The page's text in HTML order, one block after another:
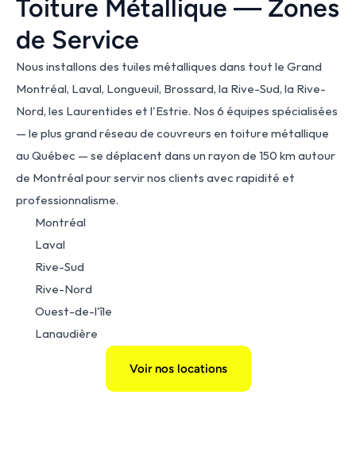
Toiture Métallique — Zones
de Service
Nous installons des tuiles métalliques dans tout le Grand
Montréal, Laval, Longueuil, Brossard, la Rive-Sud, la Rive-
Nord, les Laurentides et l'Estrie. Nos 6 équipes spécialisées
— le plus grand réseau de couvreurs en toiture métallique
au Québec — se déplacent dans un rayon de 150 km autour
de Montréal pour servir nos clients avec rapidité et
professionnalisme.
Montréal
Laval
Rive-Sud
Rive-Nord
Ouest-de-l'île
Lanaudière
Voir nos locations